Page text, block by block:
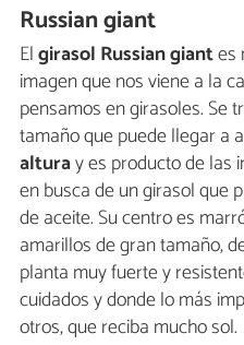
Russian giant
Elgirasol Russian giantes
imagen que nos viene a la
pensamos en girasoles. Se
tamaño que puede llegar a
alturay es producto de las
en busca de un girasol que
de aceite. Su centro es
amarillos de gran tamaño,
planta muy fuerte y
cuidados y donde lo más
otros, que reciba mucho sol.